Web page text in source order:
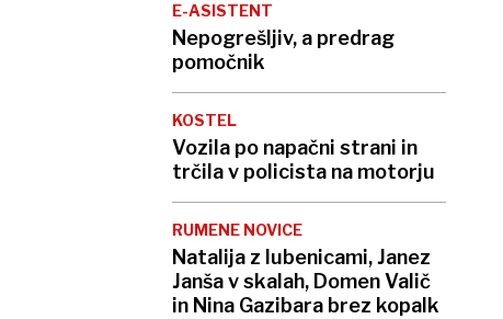
E-ASISTENT
Nepogrešljiv, a predrag
pomočnik
KOSTEL
Vozila po napačni strani in
trčila v policista na motorju
RUMENE NOVICE
Natalija z lubenicami, Janez
Janša v skalah, Domen Valič
in Nina Gazibara brez kopalk